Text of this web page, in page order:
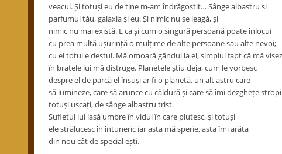
veacul. Și totuși eu de tine m-am îndrăgostit… Sânge albastru și
parfumul tău, galaxia și eu. Și nimic nu se leagă, și
nimic nu mai există. E ca și cum o singură persoană poate înlocui
cu prea multă ușurință o mulțime de alte persoane sau alte nevoi;
cu el totul e destul. Mă omoară gândul la el, simplul fapt că mă visez
în brațele lui mă distruge. Planetele știu deja, cum le vorbesc
despre el de parcă el însuși ar fi o planetă, un alt astru care
să lumineze, care să arunce cu căldură și care să îmi dezghețe
totuși uscați, de sânge albastru trist.
Sufletul lui lasă umbre în vidul în care plutesc, și totuși
ele strălucesc în întuneric iar asta mă sperie, asta îmi arăta
din nou cât de special ești.